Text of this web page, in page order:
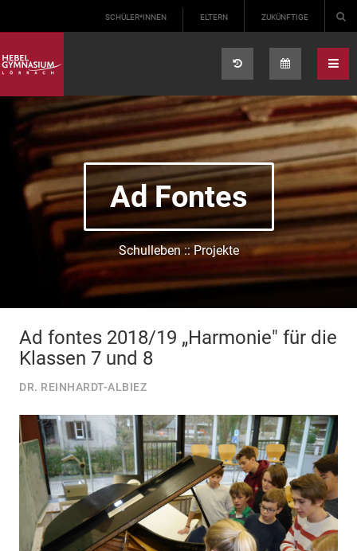
SCHÜLER*INNEN ELTERN ZUKÜNFTIGE
Ad Fontes
Schulleben :: Projekte
Ad fontes 2018/19 „Harmonie" für die
Klassen 7 und 8
DR. REINHARDT-ALBIEZ